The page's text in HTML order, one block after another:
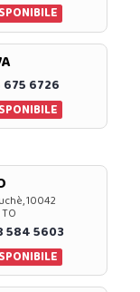
675 6726
10042
584 5603